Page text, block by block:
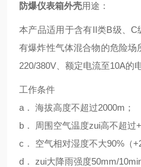
防爆仪表箱外壳用途：
本产品适用于含有II类B级、
有爆炸性气体混合物的危险场
220/380V、额定电流至10A的
工作条件
a． 海拔高度不超过2000m；
b． 周围空气温度zui高不超
c． 空气相对湿度不大90%（
d． zui大降雨强度50mm/